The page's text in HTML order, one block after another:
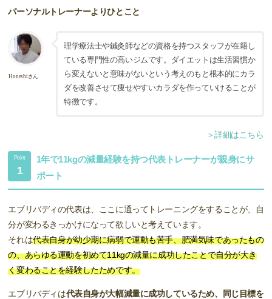
パーソナルトレーナーよりひとこと
Honeshiさん
理学療法士や鍼灸師などの資格を持つスタッフが在籍し
ている専門性の高いジムです。ダイエットは生活習慣か
ら変えないと意味がないという考えのもと根本的にカラ
ダを改善させて痩せやすいカラダを作っていけることが
特徴です。
＞詳細はこちら
Point
1
1年で11kgの減量経験を持つ代表トレーナーが親身にサ
ポート
エブリバディの代表は、ここに通ってトレーニングをすることが、自
分が変わるきっかけになって欲しいと考えています。
それは代表自身が幼少期に病弱で運動も苦手、肥満気味であったもの
の、あらゆる運動を初めて11kgの減量に成功したことで自分が大き
く変わることを経験したためです。
エブリバディは代表自身が大幅減量に成功しているため、同じ目標を